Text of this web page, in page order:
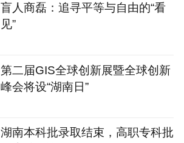
盲人商磊：追寻平等与自由的“看
见”
第二届GIS全球创新展暨全球创新
峰会将设“湖南日”
湖南本科批录取结束，高职专科批